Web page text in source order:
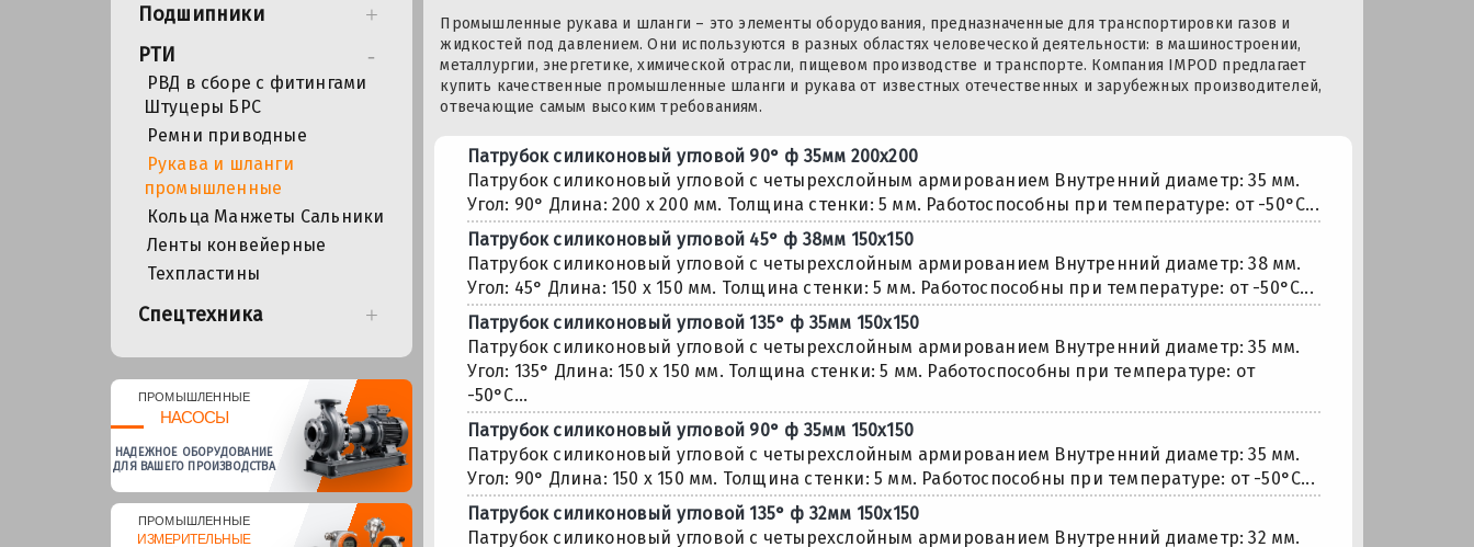
Подшипники
РТИ
РВД в сборе с фитингами
Штуцеры БРС
Ремни приводные
Рукава и шланги
промышленные
Кольца Манжеты Сальники
Ленты конвейерные
Техпластины
Спецтехника
ПРОМЫШЛЕННЫЕ
НАСОСЫ
НАДЕЖНОЕ ОБОРУДОВАНИЕ
ДЛЯ ВАШЕГО ПРОИЗВОДСТВА
ПРОМЫШЛЕННЫЕ
ИЗМЕРИТЕЛЬНЫЕ
Промышленные рукава и шланги – это элементы оборудования, предназначенные для транспортировки газов и
жидкостей под давлением. Они используются в разных областях человеческой деятельности: в машиностроении,
металлургии, энергетике, химической отрасли, пищевом производстве и транспорте. Компания IMPOD предлагает
купить качественные промышленные шланги и рукава от известных отечественных и зарубежных производителей,
отвечающие самым высоким требованиям.
Патрубок силиконовый угловой 90° ф 35мм 200х200
Патрубок силиконовый угловой с четырехслойным армированием Внутренний диаметр: 35 мм.
Угол: 90° Длина: 200 х 200 мм. Толщина стенки: 5 мм. Работоспособны при температуре: от -50°С...
Патрубок силиконовый угловой 45° ф 38мм 150х150
Патрубок силиконовый угловой с четырехслойным армированием Внутренний диаметр: 38 мм.
Угол: 45° Длина: 150 х 150 мм. Толщина стенки: 5 мм. Работоспособны при температуре: от -50°С...
Патрубок силиконовый угловой 135° ф 35мм 150х150
Патрубок силиконовый угловой с четырехслойным армированием Внутренний диаметр: 35 мм.
Угол: 135° Длина: 150 х 150 мм. Толщина стенки: 5 мм. Работоспособны при температуре: от
-50°С...
Патрубок силиконовый угловой 90° ф 35мм 150х150
Патрубок силиконовый угловой с четырехслойным армированием Внутренний диаметр: 35 мм.
Угол: 90° Длина: 150 х 150 мм. Толщина стенки: 5 мм. Работоспособны при температуре: от -50°С...
Патрубок силиконовый угловой 135° ф 32мм 150х150
Патрубок силиконовый угловой с четырехслойным армированием Внутренний диаметр: 32 мм.